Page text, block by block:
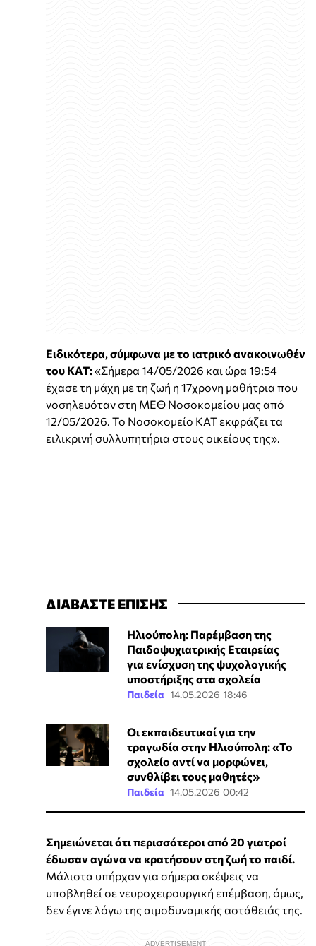
Ειδικότερα, σύμφωνα με το ιατρικό ανακοινωθέν
του ΚΑΤ:«Σήμερα 14/05/2026 και ώρα 19:54
έχασε τη μάχη με τη ζωή η 17χρονη μαθήτρια που
νοσηλευόταν στη ΜΕΘ Νοσοκομείου μας από
12/05/2026. Το Νοσοκομείο ΚΑΤ εκφράζει τα
ειλικρινή συλλυπητήρια στους οικείους της».
ΔΙΑΒΑΣΤΕ ΕΠΙΣΗΣ
Ηλιούπολη: Παρέμβαση της
Παιδοψυχιατρικής Εταιρείας
για ενίσχυση της ψυχολογικής
υποστήριξης στα σχολεία
Παιδεία 14.05.2026 18:46
Οι εκπαιδευτικοί για την
τραγωδία στην Ηλιούπολη: «Το
σχολείο αντί να μορφώνει,
συνθλίβει τους μαθητές»
Παιδεία 14.05.2026 00:42
Σημειώνεται ότι περισσότεροι από 20 γιατροί
έδωσαν αγώνα να κρατήσουν στη ζωή το παιδί.
Μάλιστα υπήρχαν για σήμερα σκέψεις να
υποβληθεί σε νευροχειρουργική επέμβαση, όμως,
δεν έγινε λόγω της αιμοδυναμικής αστάθειάς της.